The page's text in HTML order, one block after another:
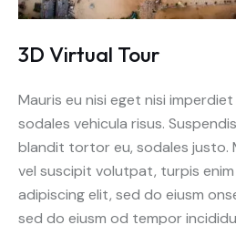
3D Virtual Tour
Mauris eu nisi eget nisi
sodales vehicula risus.
blandit tortor eu, sodales justo.
vel suscipit volutpat, turpis
adipiscing elit, sed do eiusm
sed do eiusm od tempor